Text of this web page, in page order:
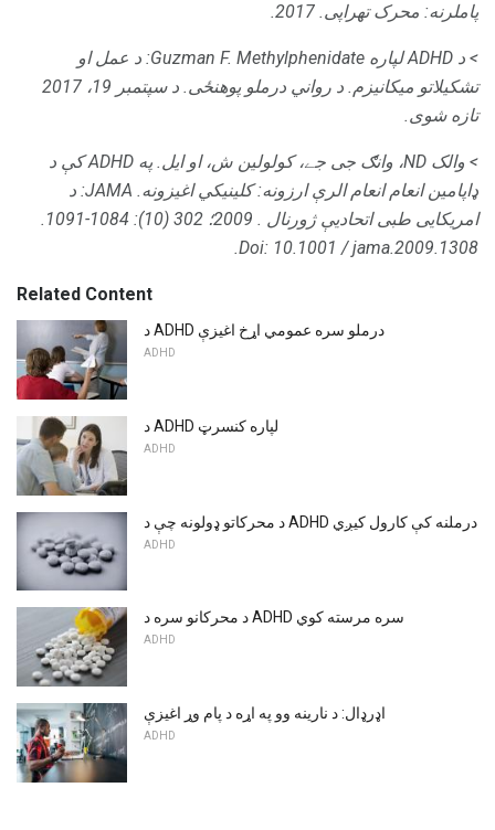
پاملرنه: محرک تھراپی. 2017.
> د ADHD لپاره Guzman F. Methylphenidate: د عمل او
تشکیلاتو میکانیزم. د رواني درملو پوهنځی.
د سپتمبر 19، 2017
تازه شوی.
> والک ND، وانګ جی جے، کولولین ش، او ایل.
په ADHD کې د
ډاپامین انعام انعام الرې ارزونه: کلینیکي اغیزونه.
JAMA: د
امریکایی طبی اتحادیې ژورنال . 2009؛ 302 (10): 1084-1091.
Doi: 10.1001 / jama.2009.1308.
Related Content
د ADHD درملو سره عمومي اړخ اغیزې
ADHD
د ADHD لپاره کنسرټ
ADHD
د محرکاتو ډولونه چې د ADHD درملنه کې کارول کیږي
ADHD
د محرکانو سره د ADHD سره مرسته کوي
ADHD
اډرډال: د نارینه وو په اړه د پام وړ اغیزې
ADHD